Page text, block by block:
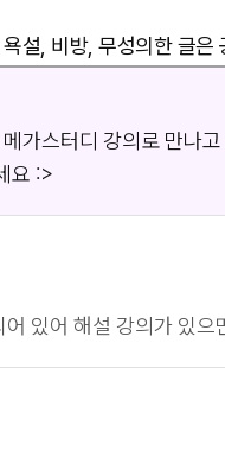
설, 비방, 무성의한 글은
가스터디 강의로 만나
요 :>
있어 해설 강의가 있으